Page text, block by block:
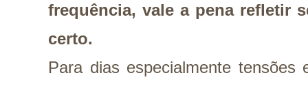
frequência, vale a pena refletir
certo.
Para dias especialmente tensões